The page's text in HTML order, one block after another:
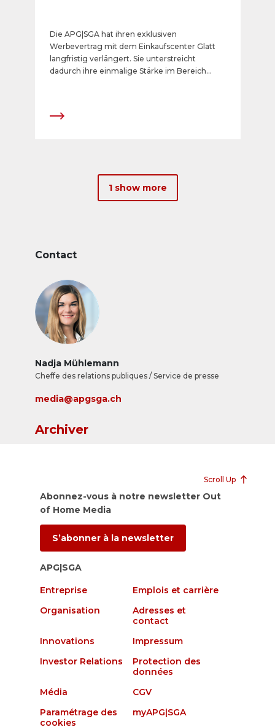
Die APG|SGA hat ihren exklusiven
Werbevertrag mit dem Einkaufscenter Glatt
langfristig verlängert. Sie unterstreicht
dadurch ihre einmalige Stärke im Bereich
von POS-Produkten und Dienstleistungen im
1 show more
Contact
Nadja Mühlemann
Cheffe des relations publiques / Service de presse
media@apgsga.ch
Archiver
Scroll Up
Abonnez-vous à notre newsletter Out
of Home Media
S’abonner à la newsletter
APG|SGA
Entreprise
Emplois et carrière
Organisation
Adresses et
contact
Innovations
Impressum
Investor Relations
Protection des
données
Média
CGV
Paramétrage des
cookies
myAPG|SGA